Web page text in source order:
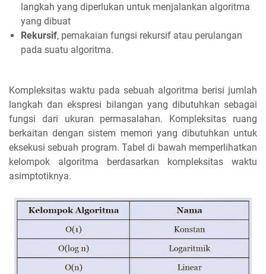
langkah yang diperlukan untuk menjalankan algoritma
yang dibuat
Rekursif, pemakaian fungsi rekursif atau perulangan
pada suatu algoritma.
Kompleksitas waktu pada sebuah algoritma berisi jumlah
langkah dan ekspresi bilangan yang dibutuhkan sebagai
fungsi dari ukuran permasalahan. Kompleksitas ruang
berkaitan dengan sistem memori yang dibutuhkan untuk
eksekusi sebuah program. Tabel di bawah memperlihatkan
kelompok algoritma berdasarkan kompleksitas waktu
asimptotiknya.